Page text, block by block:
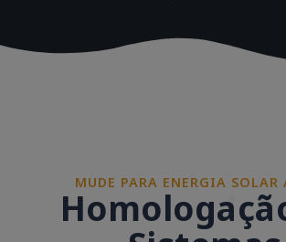
MUDE PARA ENERGIA SOLAR